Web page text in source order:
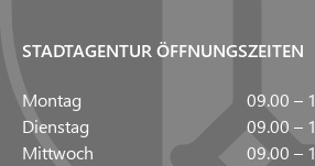
STADTAGENTUR ÖFFNUNGSZEITEN
Montag
09.00 –
Dienstag
09.00 –
Mittwoch
09.00 –